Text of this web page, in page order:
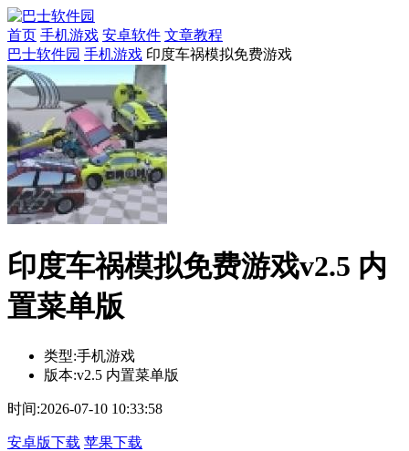
首页 手机游戏 安卓软件 文章教程
巴士软件园 手机游戏 印度车祸模拟免费游戏
印度车祸模拟免费游戏v2.5 内
置菜单版
类型:手机游戏
版本:v2.5 内置菜单版
时间:2026-07-10 10:33:58
安卓版下载 苹果下载